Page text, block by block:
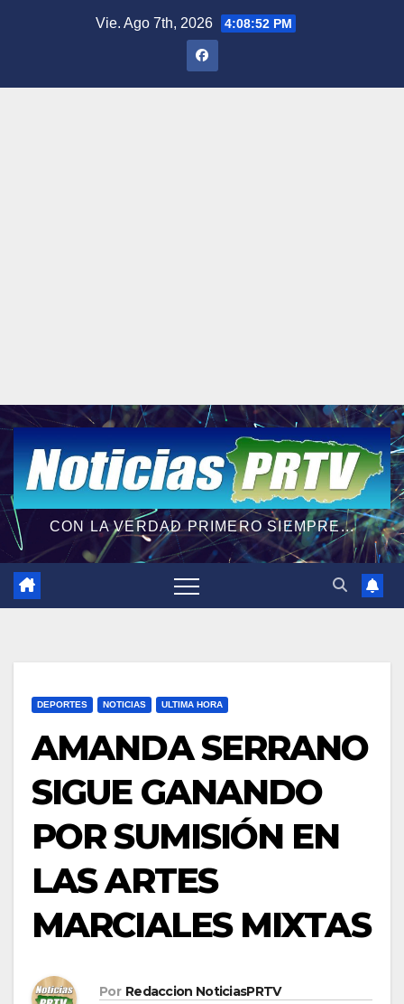
Vie. Ago 7th, 2026 4:08:53 PM
CON LA VERDAD PRIMERO SIEMPRE...
DEPORTES NOTICIAS ULTIMA HORA
AMANDA SERRANO
SIGUE GANANDO
POR SUMISIÓN EN
LAS ARTES
MARCIALES MIXTAS
Por Redaccion NoticiasPRTV